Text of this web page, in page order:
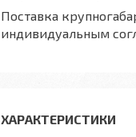
Поставка
индивидуальным
ХАРАКТЕРИСТИКИ